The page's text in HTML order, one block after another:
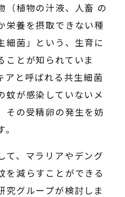
（植物の汁液、人畜 の
栄養を摂取できない種
細菌」という、生育に
ことが知られていま
アと呼ばれる共生細菌
蚊が感染していないメ
その受精卵の発生を妨
て、マラリアやデング
を減らすことができる
究グループが検討しま